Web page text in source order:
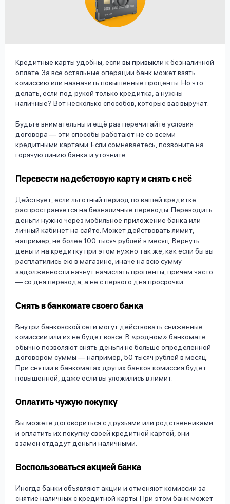
Кредитные карты удобны, если вы привыкли к безналичной
оплате. За все остальные операции банк может взять
комиссию или назначить повышенные проценты. Но что
делать, если под рукой только кредитка, а нужны
наличные? Вот несколько способов, которые вас выручат.
Будьте внимательны и ещё раз перечитайте условия
договора — эти способы работают не со всеми
кредитными картами. Если сомневаетесь, позвоните на
горячую линию банка и уточните.
Перевести на дебетовую карту и снять с неё
Действует, если льготный период по вашей кредитке
распространяется на безналичные переводы. Переводить
деньги нужно через мобильное приложение банка или
личный кабинет на сайте. Может действовать лимит,
например, не более 100 тысяч рублей в месяц. Вернуть
деньги на кредитку при этом нужно так же, как если бы вы
расплатились ею в магазине, иначе на всю сумму
задолженности начнут начислять проценты, причём часто
— со дня перевода, а не с первого дня просрочки.
Снять в банкомате своего банка
Внутри банковской сети могут действовать сниженные
комиссии или их не будет вовсе. В «родном» банкомате
обычно позволяют снять деньги не больше определённой
договором суммы — например, 50 тысяч рублей в месяц.
При снятии в банкоматах других банков комиссия будет
повышенной, даже если вы уложились в лимит.
Оплатить чужую покупку
Вы можете договориться с друзьями или родственниками
и оплатить их покупку своей кредитной картой, они
взамен отдадут деньги наличными.
Воспользоваться акцией банка
Иногда банки объявляют акции и отменяют комиссии за
снятие наличных с кредитной карты. При этом банк может
Оформить заявку
Войти под другим номером
Ответы
вопросы